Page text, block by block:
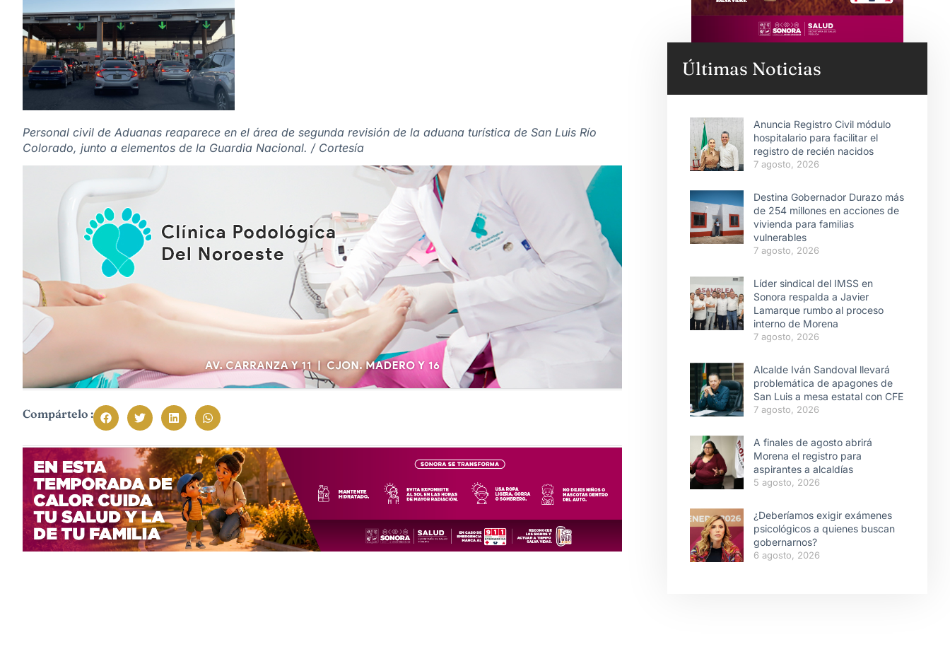
Personal civil de Aduanas reaparece en el área de segunda revisión de la aduana turística de San Luis Río
Colorado, junto a elementos de la Guardia Nacional. / Cortesía
Compártelo :
Últimas Noticias
Anuncia Registro Civil módulo
hospitalario para facilitar el
registro de recién nacidos
7 agosto, 2026
Destina Gobernador Durazo más
de 254 millones en acciones de
vivienda para familias
vulnerables
7 agosto, 2026
Líder sindical del IMSS en
Sonora respalda a Javier
Lamarque rumbo al proceso
interno de Morena
7 agosto, 2026
Alcalde Iván Sandoval llevará
problemática de apagones de
San Luis a mesa estatal con CFE
7 agosto, 2026
A finales de agosto abrirá
Morena el registro para
aspirantes a alcaldías
5 agosto, 2026
¿Deberíamos exigir exámenes
psicológicos a quienes buscan
gobernarnos?
6 agosto, 2026